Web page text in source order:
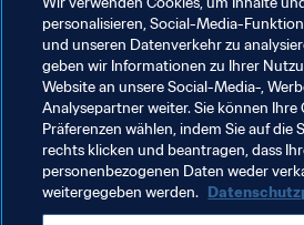
Verwandte Themen
FIFA Forward Organisation
personalisieren, Social-Media-
und unseren Datenverkehr zu
geben wir Informationen zu Ihrer
Website an unsere Social-Media-,
Analysepartner weiter. Sie können Ihre
Präferenzen wählen, indem Sie auf die
rechts klicken und beantragen, dass
personenbezogenen Daten weder
weitergegeben werden.